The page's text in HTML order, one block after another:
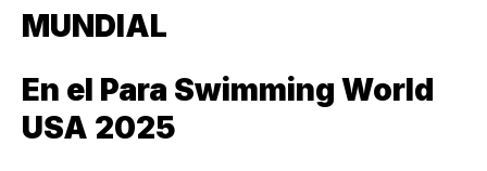
MUNDIAL
En el Para Swimming World
USA 2025